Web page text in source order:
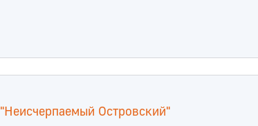
"Неисчерпаемый Островский"